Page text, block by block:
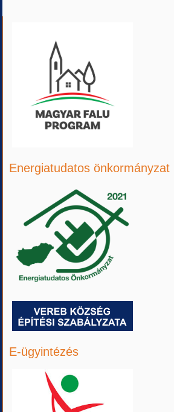
Energiatudatos önkormányzat
E-ügyintézés